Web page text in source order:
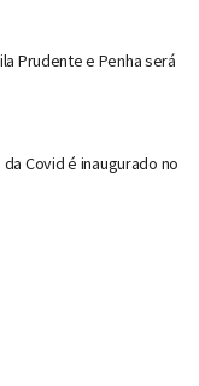
Prudente e Penha será
Covid é inaugurado no